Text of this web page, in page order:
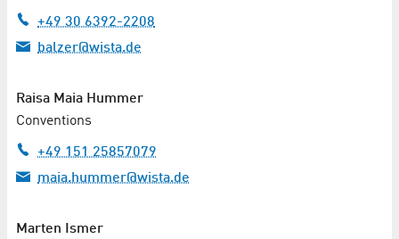
+49 30 6392-2208
balzer@wista.de
Raisa Maia Hummer
Conventions
+49 151 25857079
maia.hummer@wista.de
Marten Ismer